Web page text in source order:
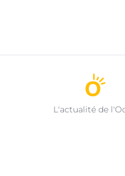
L'actualité de